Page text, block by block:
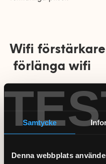
Samtycke
Denna webbplats
Wifi förstärkare
förlänga wifi
Även om en trådlös router
långa radiovågor av
större yta. En wifi
enda alternativet om du vill
vanlig lösning på problemet